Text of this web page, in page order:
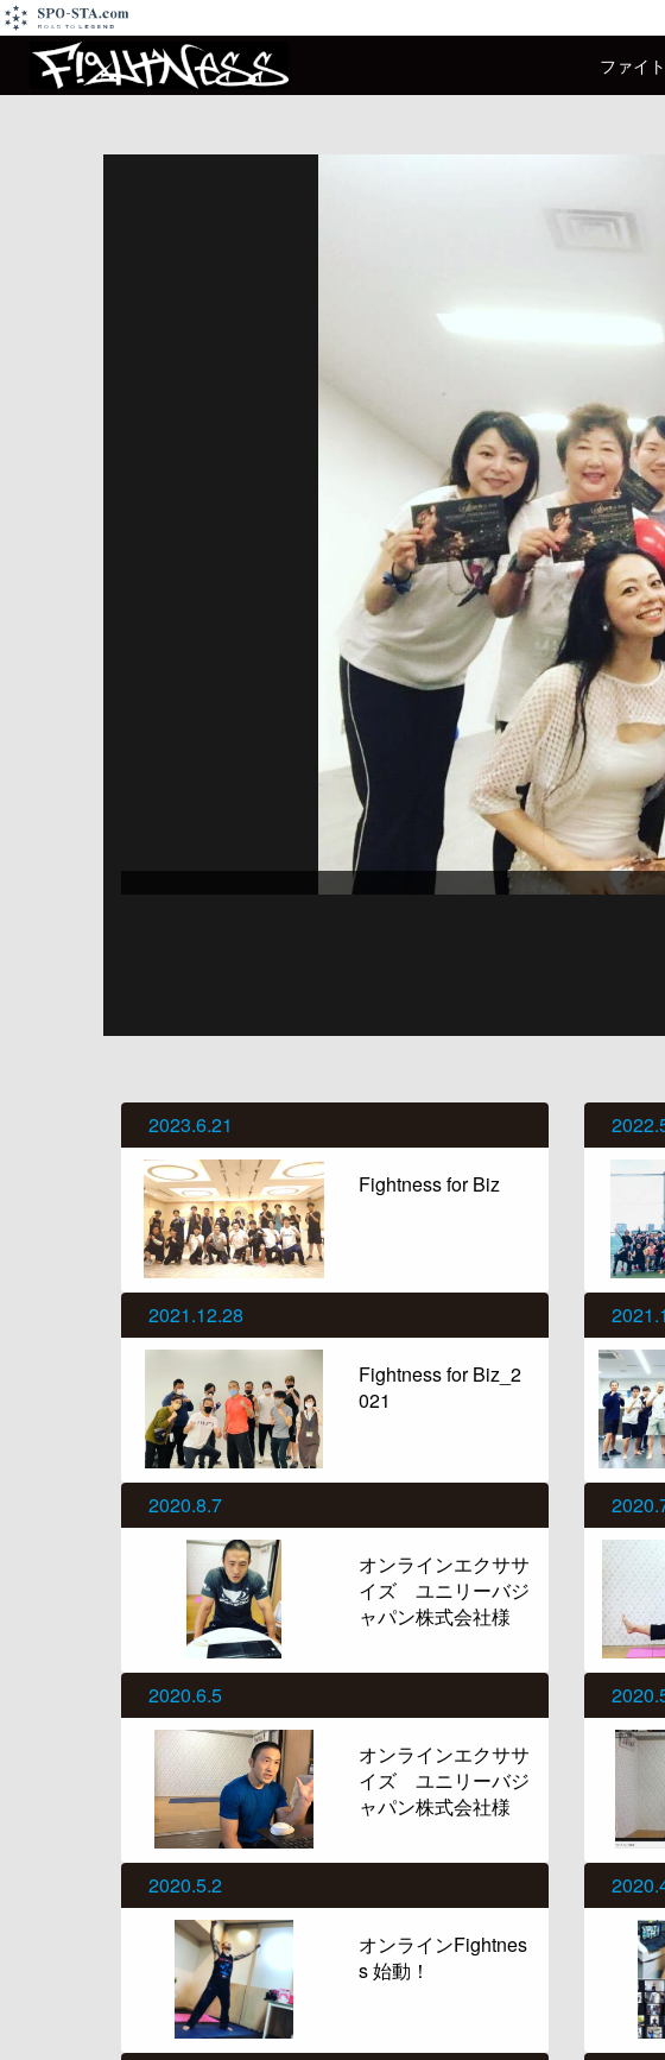
ファイ
2023.6.21
Fightness for Biz
2021.12.28
Fightness for Biz_2
021
2020.8.7
オンラインエクササ
イズ ユニリーバジ
ャパン株式会社様
2020.6.5
オンラインエクササ
イズ ユニリーバジ
ャパン株式会社様
2020.5.2
オンラインFightnes
s 始動！